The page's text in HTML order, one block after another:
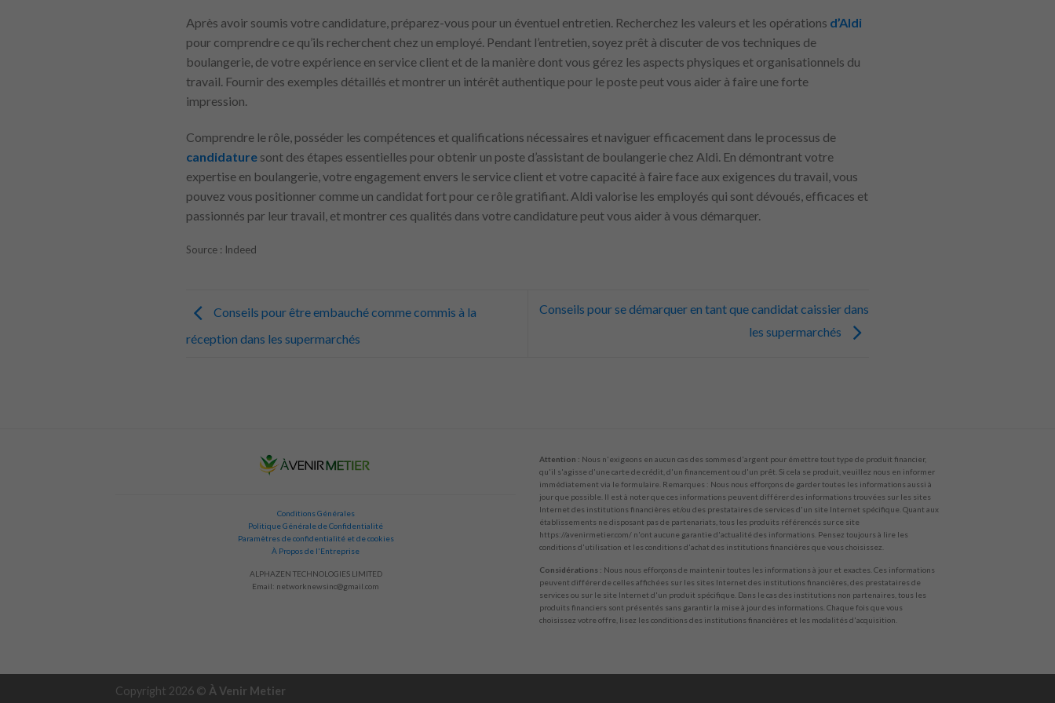
Après avoir soumis votre candidature, préparez-vous pour un éventuel entretien. Recherchez les valeurs et les opérations d’Aldi
pour comprendre ce qu’ils recherchent chez un employé. Pendant l’entretien, soyez prêt à discuter de vos techniques de
boulangerie, de votre expérience en service client et de la manière dont vous gérez les aspects physiques et organisationnels du
travail. Fournir des exemples détaillés et montrer un intérêt authentique pour le poste peut vous aider à faire une forte
impression.
Comprendre le rôle, posséder les compétences et qualifications nécessaires et naviguer efficacement dans le processus de
candidature sont des étapes essentielles pour obtenir un poste d’assistant de boulangerie chez Aldi. En démontrant votre
expertise en boulangerie, votre engagement envers le service client et votre capacité à faire face aux exigences du travail, vous
pouvez vous positionner comme un candidat fort pour ce rôle gratifiant. Aldi valorise les employés qui sont dévoués, efficaces et
passionnés par leur travail, et montrer ces qualités dans votre candidature peut vous aider à vous démarquer.
Source : Indeed
Conseils pour être embauché comme commis à la
réception dans les supermarchés
Conseils pour se démarquer en tant que candidat caissier dans
les supermarchés
Conditions Générales
Politique Générale de Confidentialité
Paramètres de confidentialité et de cookies
À Propos de l'Entreprise
ALPHAZEN TECHNOLOGIES LIMITED
Email: networknewsinc@gmail.com
Attention : Nous n'exigeons en aucun cas des sommes d'argent pour émettre tout type de produit financier,
qu'il s'agisse d'une carte de crédit, d'un financement ou d'un prêt. Si cela se produit, veuillez nous en informer
immédiatement via le formulaire. Remarques : Nous nous efforçons de garder toutes les informations aussi à
jour que possible. Il est à noter que ces informations peuvent différer des informations trouvées sur les sites
Internet des institutions financières et/ou des prestataires de services d'un site Internet spécifique. Quant aux
établissements ne disposant pas de partenariats, tous les produits référencés sur ce site
https://avenirmetier.com/ n'ont aucune garantie d'actualité des informations. Pensez toujours à lire les
conditions d'utilisation et les conditions d'achat des institutions financières que vous choisissez.
Considérations : Nous nous efforçons de maintenir toutes les informations à jour et exactes. Ces informations
peuvent différer de celles affichées sur les sites Internet des institutions financières, des prestataires de
services ou sur le site Internet d'un produit spécifique. Dans le cas des institutions non partenaires, tous les
produits financiers sont présentés sans garantir la mise à jour des informations. Chaque fois que vous
choisissez votre offre, lisez les conditions des institutions financières et les modalités d'acquisition.
Copyright 2026 © À Venir Metier